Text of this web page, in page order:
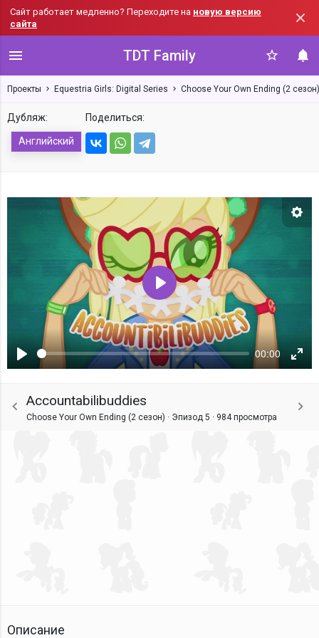
Сайт работает медленно? Переходите на новую версию
сайта
TDT Family
Проекты Equestria Girls: Digital Series Choose Your Own Ending (2 сезон)
Дубляж:
Английский
Поделиться:
Воспроизвести
00:00
Воспроизвести
Accountabilibuddies
Choose Your Own Ending (2 сезон) · Эпизод 5 · 984 просмотра
Описание